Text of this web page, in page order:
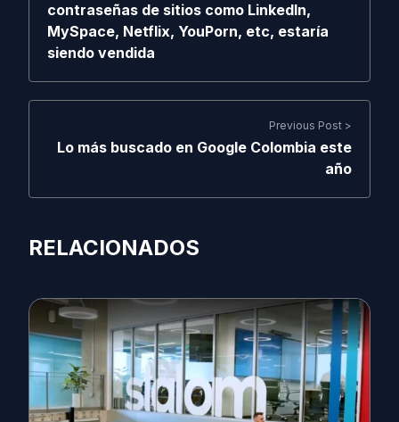
contraseñas de sitios como LinkedIn,
MySpace, Netflix, YouPorn, etc, estaría
siendo vendida
Previous Post >
Lo más buscado en Google Colombia este
año
RELACIONADOS